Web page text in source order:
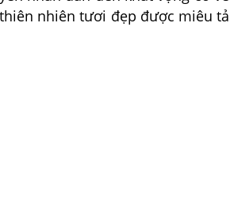
nhiên tươi đẹp được miêu tả